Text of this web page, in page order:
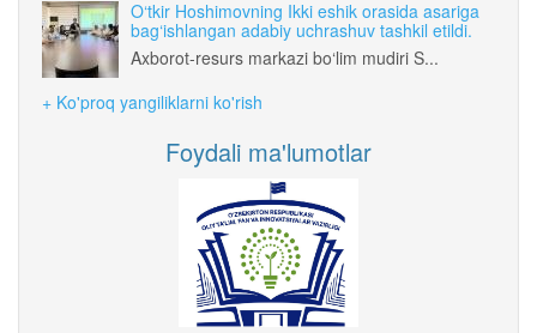
O‘tkir Hoshimovning Ikki eshik orasida asariga
bag‘ishlangan adabiy uchrashuv tashkil etildi.
Axborot-resurs markazi bo‘lim mudiri S...
+ Ko'proq yangiliklarni ko'rish
Foydali ma'lumotlar